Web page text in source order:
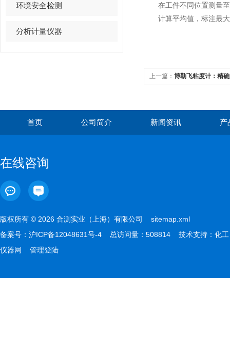
环境安全检测
分析计量仪器
在工件不同位置测量至
计算平均值，标注最大
上一篇： 博勒飞粘度计：精
首页 公司简介 新闻资讯 产
在线咨询
版权所有 © 2026 合测实业（上海）有限公司 sitemap.xml
备案号： 沪ICP备12048631号-4 总访问量：508814 技术支持： 化工
仪器网
管理登陆